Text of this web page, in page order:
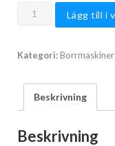
Nemo
Sterilized
mängd
Lägg till i
Kategori: Borrmaskiner
Beskrivning
Beskrivning